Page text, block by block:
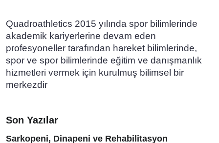
Quadroathletics 2015 yılında spor bilimlerinde
akademik kariyerlerine devam eden
profesyoneller tarafından hareket bilimlerinde,
spor ve spor bilimlerinde eğitim ve danışmanlık
hizmetleri vermek için kurulmuş bilimsel bir
merkezdir
Son Yazılar
Sarkopeni, Dinapeni ve Rehabilitasyon